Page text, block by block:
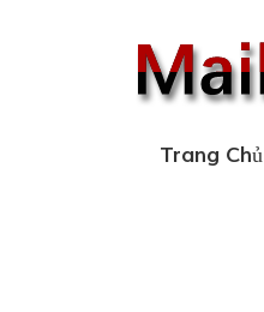
Trang Chủ